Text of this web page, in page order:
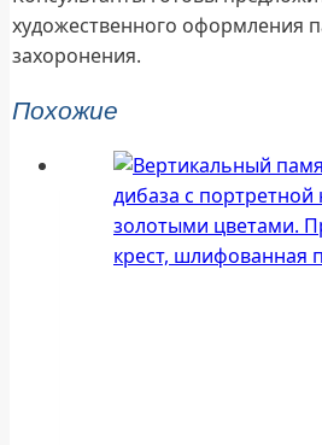
художественного оформления
захоронения.
Похожие